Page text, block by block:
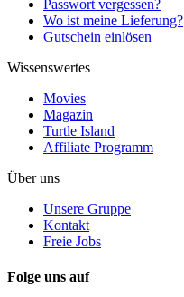
Passwort vergessen?
Wo ist meine Lieferung?
Gutschein einlösen
Wissenswertes
Movies
Magazin
Turtle Island
Affiliate Programm
Über uns
Unsere Gruppe
Kontakt
Freie Jobs
Folge uns auf